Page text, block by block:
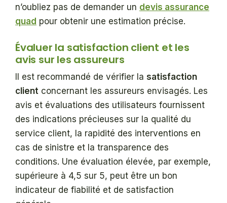
n’oubliez pas de demander un devis assurance
quad pour obtenir une estimation précise.
Évaluer la satisfaction client et les
avis sur les assureurs
Il est recommandé de vérifier la satisfaction
client concernant les assureurs envisagés. Les
avis et évaluations des utilisateurs fournissent
des indications précieuses sur la qualité du
service client, la rapidité des interventions en
cas de sinistre et la transparence des
conditions. Une évaluation élevée, par exemple,
supérieure à 4,5 sur 5, peut être un bon
indicateur de fiabilité et de satisfaction